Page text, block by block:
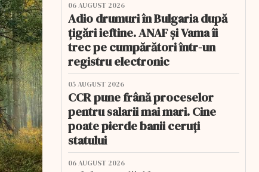
06 AUGUST 2026
Adio drumuri în Bulgaria după
țigări ieftine. ANAF și Vama îi
trec pe cumpărători într-un
registru electronic
05 AUGUST 2026
CCR pune frână proceselor
pentru salarii mai mari. Cine
poate pierde banii ceruți
statului
06 AUGUST 2026